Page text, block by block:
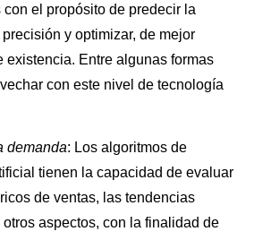
el propósito de predecir la
y optimizar, de mejor
existencia. Entre algunas formas
con este nivel de tecnología
demanda: Los algoritmos de
tienen la capacidad de evaluar
de ventas, las tendencias
aspectos, con la finalidad de